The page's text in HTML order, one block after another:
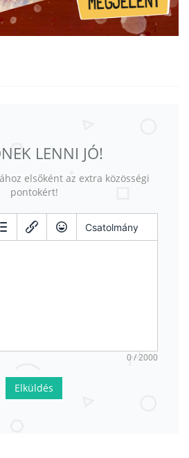
LENNI JÓ!
elsőként az extra közösségi
pontokért!
Csatolmány
0 / 2000
Elküldés